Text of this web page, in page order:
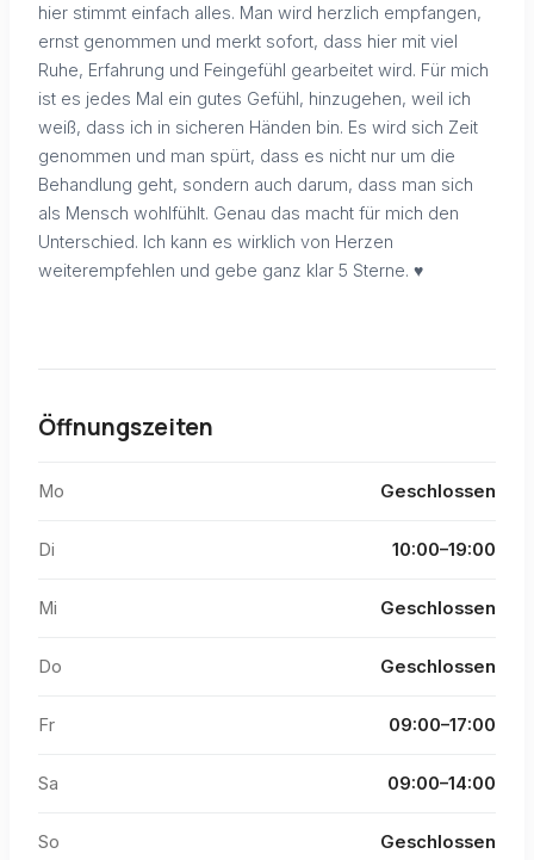
hier stimmt einfach alles. Man wird herzlich empfangen,
ernst genommen und merkt sofort, dass hier mit viel
Ruhe, Erfahrung und Feingefühl gearbeitet wird. Für mich
ist es jedes Mal ein gutes Gefühl, hinzugehen, weil ich
weiß, dass ich in sicheren Händen bin. Es wird sich Zeit
genommen und man spürt, dass es nicht nur um die
Behandlung geht, sondern auch darum, dass man sich
als Mensch wohlfühlt. Genau das macht für mich den
Unterschied. Ich kann es wirklich von Herzen
weiterempfehlen und gebe ganz klar 5 Sterne. ♥️
Öffnungszeiten
Mo Geschlossen
Di 10:00–19:00
Mi Geschlossen
Do Geschlossen
Fr 09:00–17:00
Sa 09:00–14:00
So Geschlossen